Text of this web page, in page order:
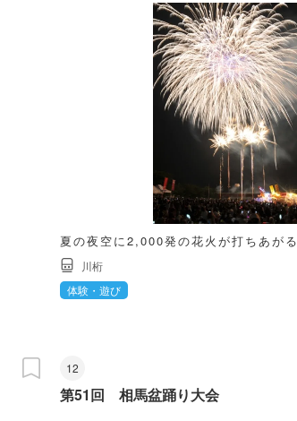
夏の夜空に2,000発の花火が打ちあがる
川桁
体験・遊び
12
第51回 相馬盆踊り大会